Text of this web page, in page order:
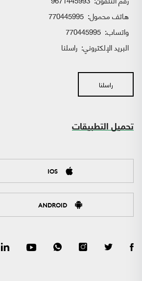
هاتف محمول: 770445995
واتساب:
البريد الإلكتروني: راسلنا
راسلنا
تحميل التطبيقات
IOS
ANDROID